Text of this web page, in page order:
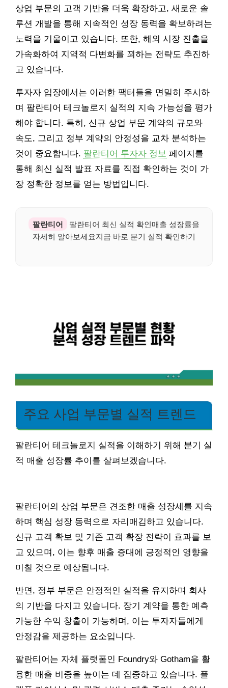
상업 부문의 고객 기반을 더욱 확장하고, 새로운 솔
루션 개발을 통해 지속적인 성장 동력을 확보하려는
노력을 기울이고 있습니다. 또한, 해외 시장 진출을
가속화하여 지역적 다변화를 꾀하는 전략도 추진하
고 있습니다.
투자자 입장에서는 이러한 팩터들을 면밀히 주시하
며 팔란티어 테크놀로지 실적의 지속 가능성을 평가
해야 합니다. 특히, 신규 상업 부문 계약의 규모와
속도, 그리고 정부 계약의 안정성을 교차 분석하는
것이 중요합니다. 팔란티어 투자자 정보 페이지를
통해 최신 실적 발표 자료를 직접 확인하는 것이 가
장 정확한 정보를 얻는 방법입니다.
팔란티어
팔란티어 최신 실적 확인매출 성장률을
자세히 알아보세요지금 바로 분기 실적 확인하기
주요 사업 부문별 실적 트렌드
팔란티어 테크놀로지 실적을 이해하기 위해 분기 실
적 매출 성장률 추이를 살펴보겠습니다.
팔란티어의 상업 부문은 견조한 매출 성장세를 지속
하며 핵심 성장 동력으로 자리매김하고 있습니다.
신규 고객 확보 및 기존 고객 확장 전략이 효과를 보
고 있으며, 이는 향후 매출 증대에 긍정적인 영향을
미칠 것으로 예상됩니다.
반면, 정부 부문은 안정적인 실적을 유지하며 회사
의 기반을 다지고 있습니다. 장기 계약을 통한 예측
가능한 수익 창출이 가능하며, 이는 투자자들에게
안정감을 제공하는 요소입니다.
팔란티어는 자체 플랫폼인 Foundry와 Gotham을 활
용한 매출 비중을 높이는 데 집중하고 있습니다. 플